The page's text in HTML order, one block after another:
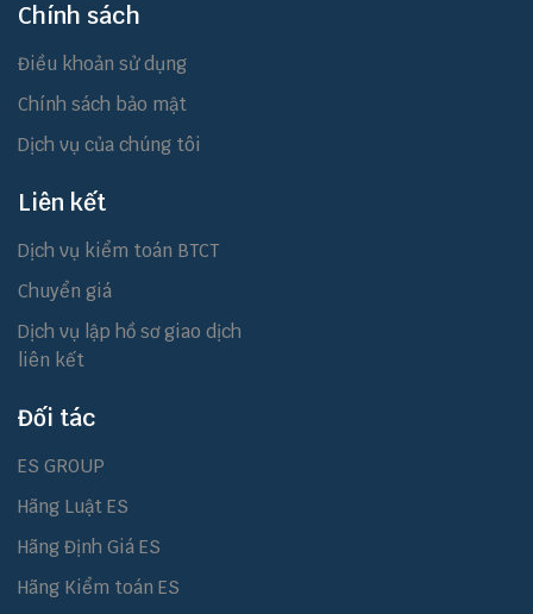
Chính sách
Điều khoản sử dụng
Chính sách bảo mật
Dịch vụ của chúng tôi
Liên kết
Dịch vụ kiểm toán BTCT
Chuyển giá
Dịch vụ lập hồ sơ giao dịch
liên kết
Đối tác
ES GROUP
Hãng Luật ES
Hãng Định Giá ES
Hãng Kiểm toán ES